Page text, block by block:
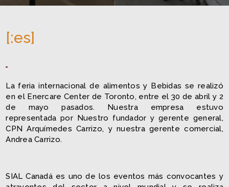
[:es]
La feria internacional de alimentos y Bebidas se realizó
en el Enercare Center de Toronto, entre el 30 de abril y 2
de mayo pasados. Nuestra empresa estuvo
representada por Nuestro fundador y gerente general,
CPN Arquímedes Carrizo, y nuestra gerente comercial,
Andrea Carrizo.
SIAL Canadá es uno de los eventos más convocantes y